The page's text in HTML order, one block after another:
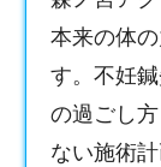
本来の体
す。 不妊鍼
の過ごし
ない施術